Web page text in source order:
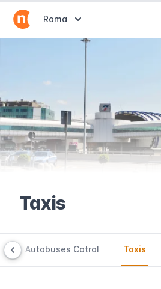
Abrir selector de
Roma
Taxis
Autobuses Cotral Taxis